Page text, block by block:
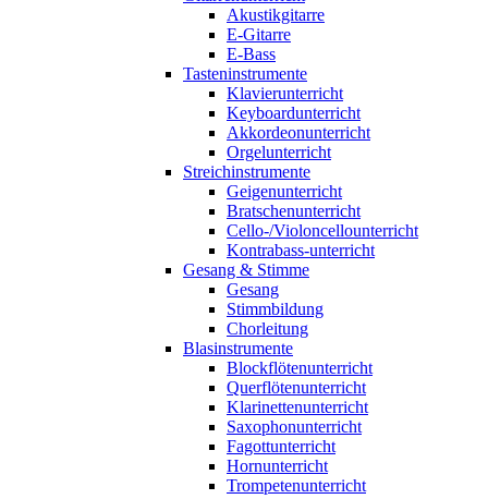
Akustikgitarre
E-Gitarre
E-Bass
Tasteninstrumente
Klavierunterricht
Keyboardunterricht
Akkordeonunterricht
Orgelunterricht
Streichinstrumente
Geigenunterricht
Bratschenunterricht
Cello-/Violoncellounterricht
Kontrabass-unterricht
Gesang & Stimme
Gesang
Stimmbildung
Chorleitung
Blasinstrumente
Blockflötenunterricht
Querflötenunterricht
Klarinettenunterricht
Saxophonunterricht
Fagottunterricht
Hornunterricht
Trompetenunterricht